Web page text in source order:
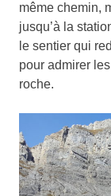
même chemin,
jusqu’à la
le sentier qui
pour admirer
roche.